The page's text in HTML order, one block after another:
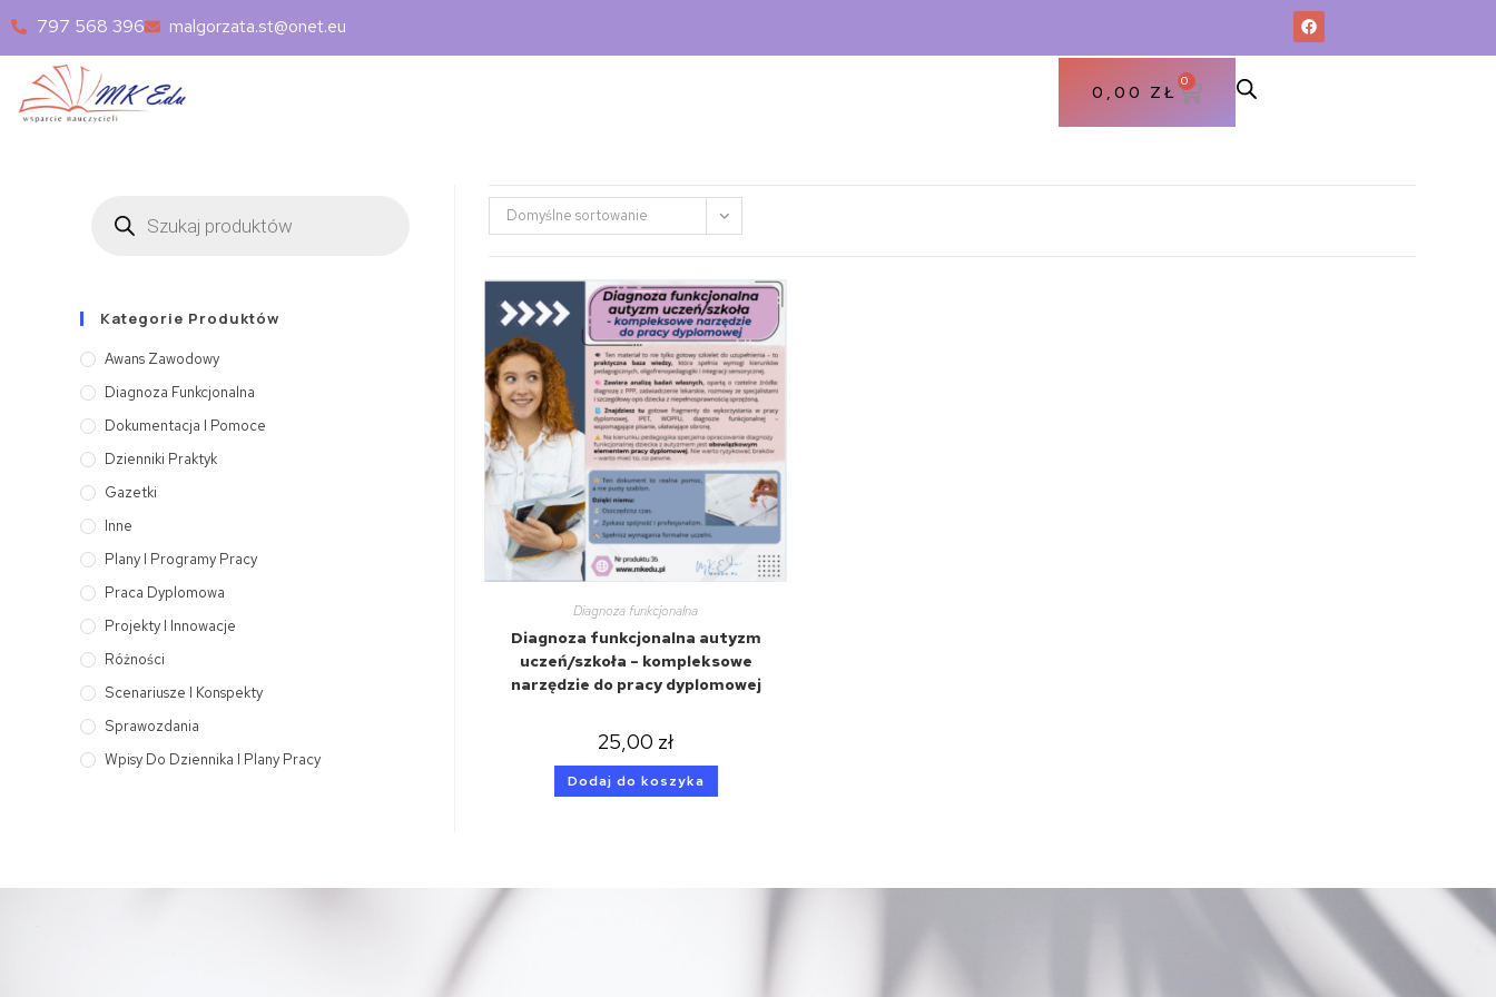
797 568 396 malgorzata.st@onet.eu
0,00 ZŁ
0
Domyślne sortowanie
Diagnoza funkcjonalna
Diagnoza funkcjonalna autyzm
uczeń/szkoła – kompleksowe
narzędzie do pracy dyplomowej
25,00 zł
Dodaj do koszyka
Kategorie Produktów
Awans Zawodowy
Diagnoza Funkcjonalna
Dokumentacja I Pomoce
Dzienniki Praktyk
Gazetki
Inne
Plany I Programy Pracy
Praca Dyplomowa
Projekty I Innowacje
Różności
Scenariusze I Konspekty
Sprawozdania
Wpisy Do Dziennika I Plany Pracy